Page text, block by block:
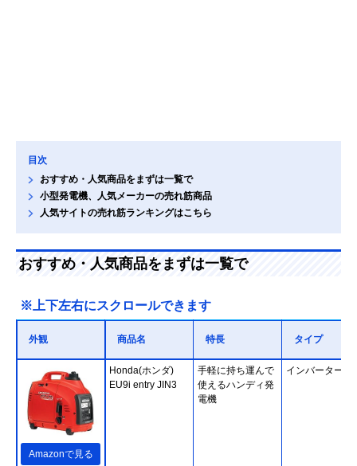
目次
おすすめ・人気商品をまずは一覧で
小型発電機、人気メーカーの売れ筋商品
人気サイトの売れ筋ランキングはこちら
おすすめ・人気商品をまずは一覧で
※上下左右にスクロールできます
外観 商品名 特長 タイプ
Amazonで見る
Honda(ホンダ)
EU9i entry JIN3
手軽に持ち運んで
使えるハンディ発
電機
インバーター